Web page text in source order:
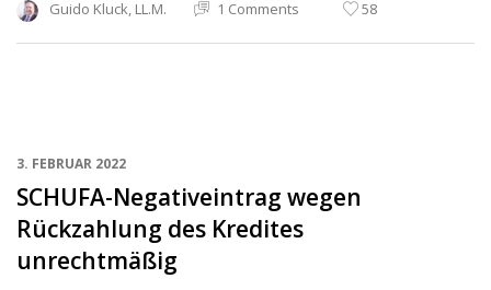
Guido Kluck, LL.M. 1 Comments 58
3. FEBRUAR 2022
SCHUFA-Negativeintrag wegen
Rückzahlung des Kredites
unrechtmäßig